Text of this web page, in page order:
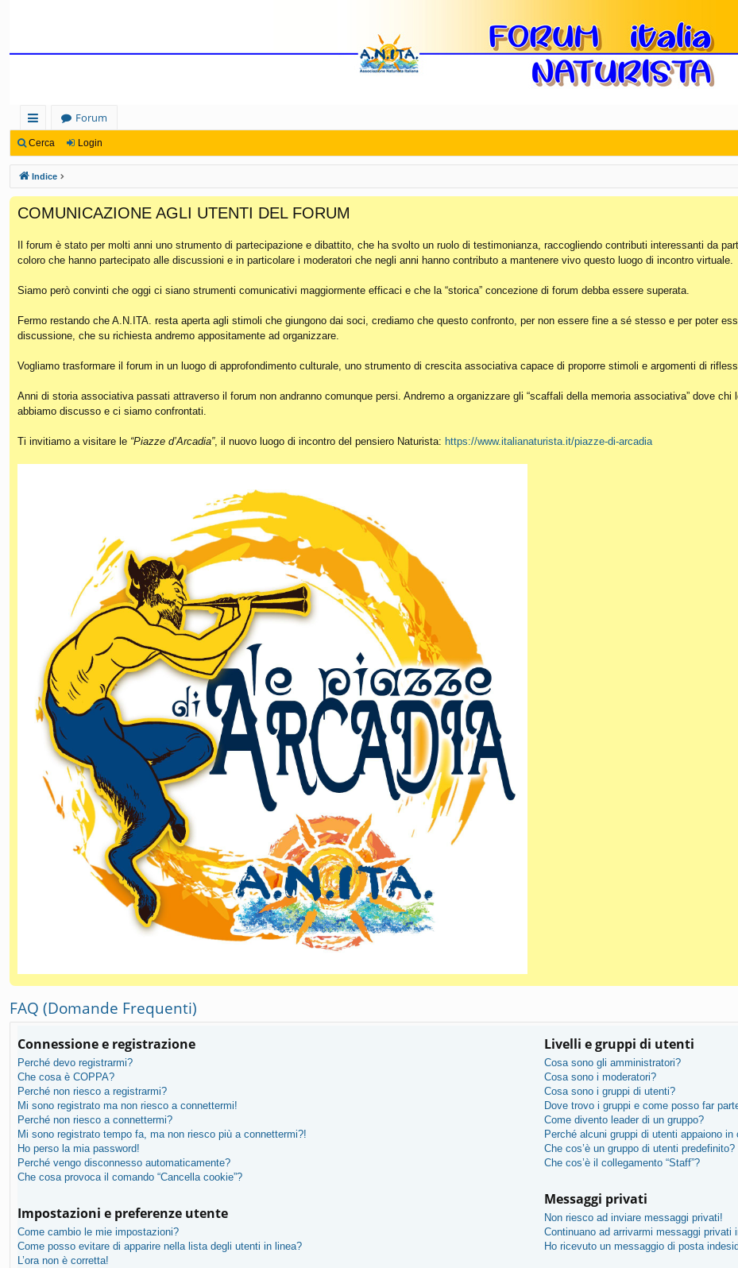
oll
eg
a
m
en
ti
Ra
di
Forum
Cerca Login
Indice
COMUNICAZIONE AGLI UTENTI DEL FORUM
Il forum è stato per molti anni uno strumento di partecipazione e dibattito, che ha svolto un ruolo di testimonianza, raccogliendo contributi interessanti da
coloro che hanno partecipato alle discussioni e in particolare i moderatori che negli anni hanno contributo a mantenere vivo questo luogo di incontro virtuale.
Siamo però convinti che oggi ci siano strumenti comunicativi maggiormente efficaci e che la “storica” concezione di forum debba essere superata.
Fermo restando che A.N.ITA. resta aperta agli stimoli che giungono dai soci, crediamo che questo confronto, per non essere fine a sé stesso e per poter
discussione, che su richiesta andremo appositamente ad organizzare.
Vogliamo trasformare il forum in un luogo di approfondimento culturale, uno strumento di crescita associativa capace di proporre stimoli e argomenti di
Anni di storia associativa passati attraverso il forum non andranno comunque persi. Andremo a organizzare gli “scaffali della memoria associativa” dove
abbiamo discusso e ci siamo confrontati.
Ti invitiamo a visitare le “Piazze d’Arcadia”, il nuovo luogo di incontro del pensiero Naturista: https://www.italianaturista.it/piazze-di-arcadia
FAQ (Domande Frequenti)
Connessione e registrazione
Perché devo registrarmi?
Che cosa è COPPA?
Perché non riesco a registrarmi?
Mi sono registrato ma non riesco a connettermi!
Perché non riesco a connettermi?
Mi sono registrato tempo fa, ma non riesco più a connettermi?!
Ho perso la mia password!
Perché vengo disconnesso automaticamente?
Che cosa provoca il comando “Cancella cookie”?
Impostazioni e preferenze utente
Come cambio le mie impostazioni?
Come posso evitare di apparire nella lista degli utenti in linea?
L’ora non è corretta!
Livelli e gruppi di utenti
Cosa sono gli amministratori?
Cosa sono i moderatori?
Cosa sono i gruppi di utenti?
Dove trovo i gruppi e come posso far
Come divento leader di un gruppo?
Perché alcuni gruppi di utenti appaiono in
Che cos’è un gruppo di utenti predefinito?
Che cos’è il collegamento “Staff”?
Messaggi privati
Non riesco ad inviare messaggi privati!
Continuano ad arrivarmi messaggi privati
Ho ricevuto un messaggio di posta